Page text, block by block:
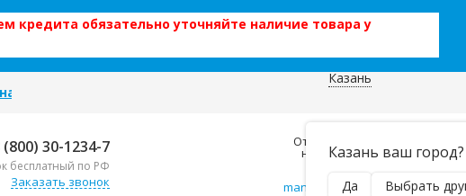
обязательно уточняйте наличие товара у
данных
Казань
Казань ваш город?
Да Выбрать
(800) 30-1234-7
бесплатный по РФ
Заказать звонок
Отправляем почтой и ТК,
наложенным платежом!
Пн–Вс 9:00–21:00
manager@regiontehsnab.ru